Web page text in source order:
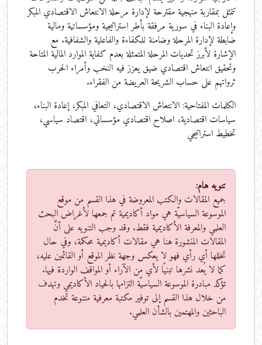
تتمثل بمقاربة منهجية مقترحة لإدارة مرحلة الانتعاش الاقتصادي المبكر
وإعادة البناء في سورية مرفقة بأطر استراتيجية ومؤسساتية ومالية
ضابطة لإدارة المرحلة وضامنة للكفاءة والفاعلية والشفافية. مع
الإشارة لأبرز تحديات المرحلة المتمثلة بعدم كفاية الموارد المالية المتاحة
وتحقيق انتعاش اقتصادي ضيق يعزز فيه النخب وأمراء الحرب
ثرواتهم على حساب الشريحة العريضة من الفقراء.
الكلمات المفتاحية:الانتعاش الاقتصادي، التعافي المبكر، إعادة البناء،
سياسات اقتصادية، اصلاح اقتصادي مؤسساتي، اقتصاد سياسي،
تخطيط استراتيجي
تنويه هام:
جميع المقالات والكتب المعروضة في هذا القسم من موقع
الموسوعة السياسيّة هي مواد أكاديمية تم جمعها لأغراض البحث
العلمي والمعرفة الأكاديمية فقط. وقد وجب التنويه على أنَّ
المقالات المنشورة هنا هي مقالات أكاديمية محكمة، وفي حال
تخللها أي رأي فهو لا يعكس وجهة نظر الموقع أو القائمين عليه،
كما لا يُعد نشرها تبنيًا لأي من الآراء أو المواقف الواردة فيها.
تؤكد مبادرة الموسوعة السياسيّة التزامها بالحياد الأكاديمي وتهدف
من خلال هذا القسم إلى توفير مكتبة معرفية متنوعة تخدم
الباحثين والمهتمين بالشأن العلمي.